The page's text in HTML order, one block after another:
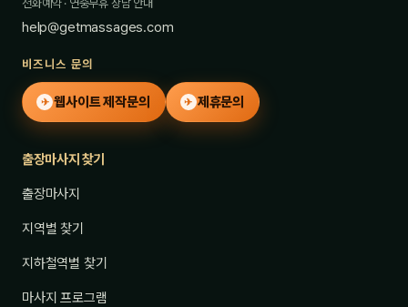
전화예약 · 연중무휴 상담 안내
help@getmassages.com
비즈니스 문의
✈ 웹사이트 제작문의 ✈ 제휴문의
출장마사지 찾기
출장마사지
지역별 찾기
지하철역별 찾기
마사지 프로그램